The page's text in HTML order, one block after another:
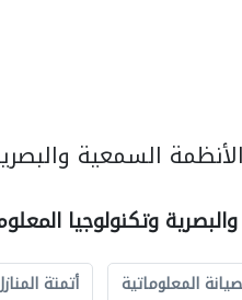
السمعية
وتكنولوجيا
المعلوماتية أتمتة